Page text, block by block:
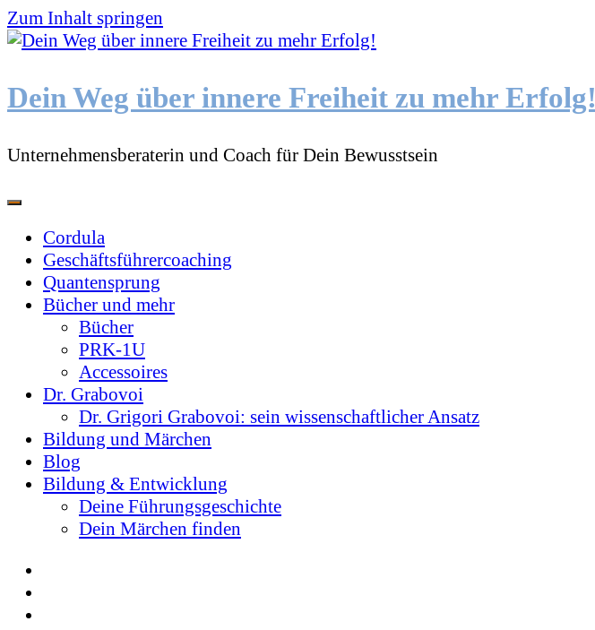
Zum Inhalt springen
Dein Weg über innere Freiheit zu mehr Erfolg!
Unternehmensberaterin und Coach für Dein Bewusstsein
Cordula
Geschäftsführercoaching
Quantensprung
Bücher und mehr
Bücher
PRK-1U
Accessoires
Dr. Grabovoi
Dr. Grigori Grabovoi: sein wissenschaftlicher Ansatz
Bildung und Märchen
Blog
Bildung & Entwicklung
Deine Führungsgeschichte
Dein Märchen finden